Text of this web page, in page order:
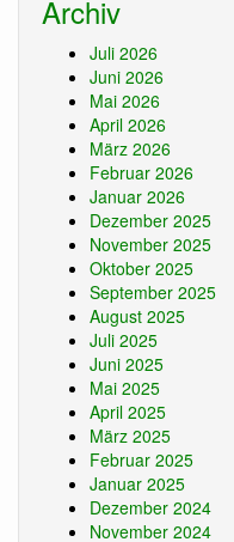
Archiv
Juli 2026
Juni 2026
Mai 2026
April 2026
März 2026
Februar 2026
Januar 2026
Dezember 2025
November 2025
Oktober 2025
September 2025
August 2025
Juli 2025
Juni 2025
Mai 2025
April 2025
März 2025
Februar 2025
Januar 2025
Dezember 2024
November 2024